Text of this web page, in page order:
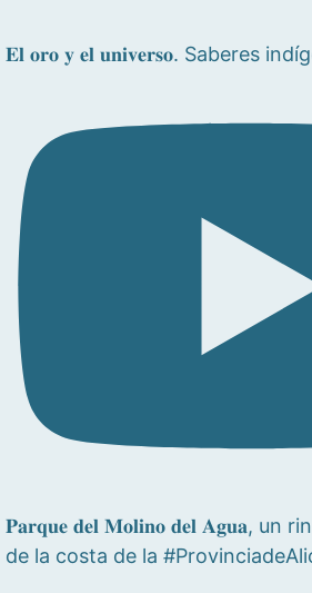
𝐄𝐥 𝐨𝐫𝐨 𝐲 𝐞𝐥 𝐮𝐧𝐢𝐯𝐞𝐫𝐬𝐨. Saberes
𝐏𝐚𝐫𝐪𝐮𝐞 𝐝𝐞𝐥 𝐌𝐨𝐥𝐢𝐧𝐨 𝐝𝐞𝐥 𝐀𝐠𝐮𝐚, un
de la costa de la